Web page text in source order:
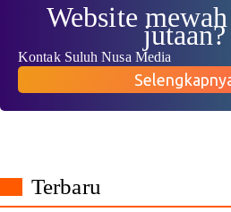
Website
jutaan?
Kontak Suluh Nusa Media
Terbaru